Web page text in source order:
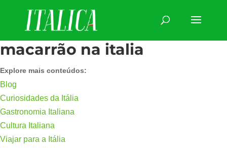
macarrão na italia
Explore mais conteúdos:
Blog
Curiosidades da Itália
Gastronomia Italiana
Cultura Italiana
Viajar para a Itália